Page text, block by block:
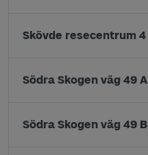
Skövde resecentrum 4
Södra Skogen väg 49 A
Södra Skogen väg 49 B